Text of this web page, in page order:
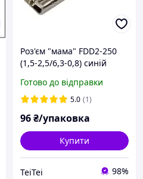
Роз'єм "мама" FDD2-250
(1,5-2,5/6,3-0,8) синій
Готово до відправки
5.0 (1)
96₴/упаковка
Купити
TeiTei 98%